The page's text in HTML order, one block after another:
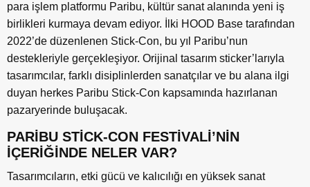
para işlem platformu Paribu, kültür sanat alanında yeni iş
birlikleri kurmaya devam ediyor. İlki HOOD Base tarafından
2022’de düzenlenen Stick-Con, bu yıl Paribu’nun
destekleriyle gerçekleşiyor. Orijinal tasarım sticker’larıyla
tasarımcılar, farklı disiplinlerden sanatçılar ve bu alana ilgi
duyan herkes Paribu Stick-Con kapsamında hazırlanan
pazaryerinde buluşacak.
PARİBU STİCK-CON FESTİVALİ’NİN
İÇERİĞİNDE NELER VAR?
Tasarımcıların, etki gücü ve kalıcılığı en yüksek sanat